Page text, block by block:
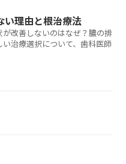
い理由と根治療法
改善しないのはなぜ？膿の排
治療選択について、歯科医師